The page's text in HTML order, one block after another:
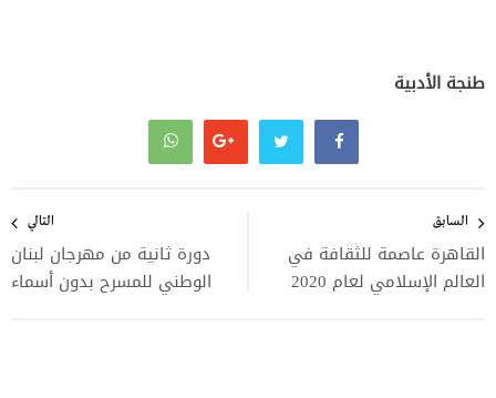
طنجة الأدبية
المقالات
السابق
القاهرة عاصمة للثقافة في
العالم الإسلامي لعام 2020
التالي
دورة ثانية من مهرجان لبنان
الوطني للمسرح بدون أسماء